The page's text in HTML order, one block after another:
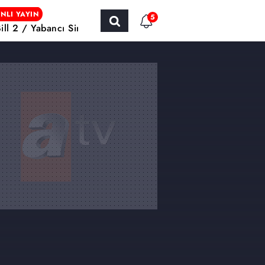
YAYIN
2 / Yabancı Sinema
5